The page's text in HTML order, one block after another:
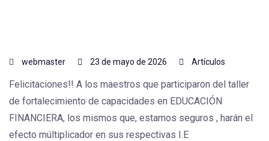
webmaster 23 de mayo de 2026 Artículos
Felicitaciones!! A los maestros que participaron del taller
de fortalecimiento de capacidades en EDUCACIÓN
FINANCIERA, los mismos que, estamos seguros , harán el
efecto múltiplicador en sus respectivas I.E